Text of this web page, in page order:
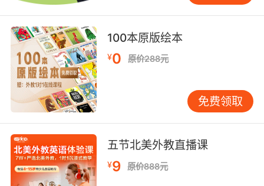
every det. 每个;每;所有可能的;充足的;
everybody pron. 每人，人人;大伙儿;各位;
everyday adj. 日常的，平常的;普通的;每天的;经
常;
everyone pron. 每人，人人;
everyplace adv. 到处，各处;
everything pron. 每件事物;最重要的东西;（有关
的）一切;万事;
everywhere adv. 到处，处处，无论什么地方;四
下里;漫;匝地;
fever n. 发热，发烧;热病;一时的狂热;激动不安;
vt. 引起发热;使狂热;使患热病; vi. 发热或变得发
100本原版绘本
¥0 原价288元
免费领取
五节北美外教直播课
¥9 原价888元